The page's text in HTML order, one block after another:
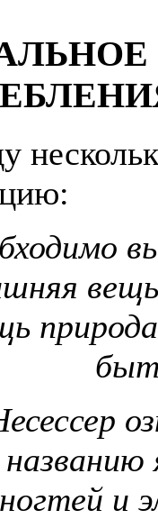
названию
ногтей и